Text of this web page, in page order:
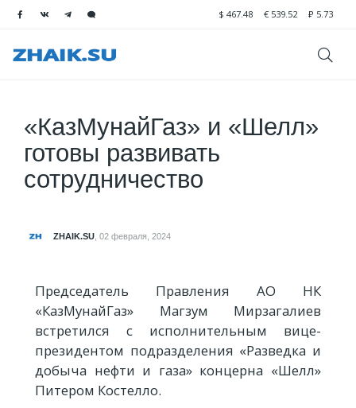
$ 467.48 € 539.52 ₽ 5.73
«КазМунайГаз» и «Шелл»
готовы развивать
сотрудничество
ZHAIK.SU 02 февраля, 2024
Председатель Правления АО НК
«КазМунайГаз» Магзум Мирзагалиев
встретился с исполнительным вице-
президентом подразделения «Разведка и
добыча нефти и газа» концерна «Шелл»
Питером Костелло.